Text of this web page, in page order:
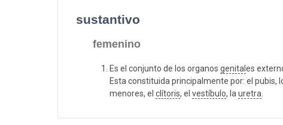
sustantivo
femenino
Es el conjunto de los organos genitales
Esta constituida principalmente por: el pubis,
menores, el clítoris, el vestíbulo, lauretra.